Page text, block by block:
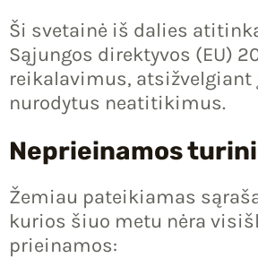
Ši svetainė iš dalies
Sąjungos direktyvos (EU)
reikalavimus, atsižvelgiant
nurodytus neatitikimus.
Neprieinamos
Žemiau pateikiamas
kurios šiuo metu nėra
prieinamos: